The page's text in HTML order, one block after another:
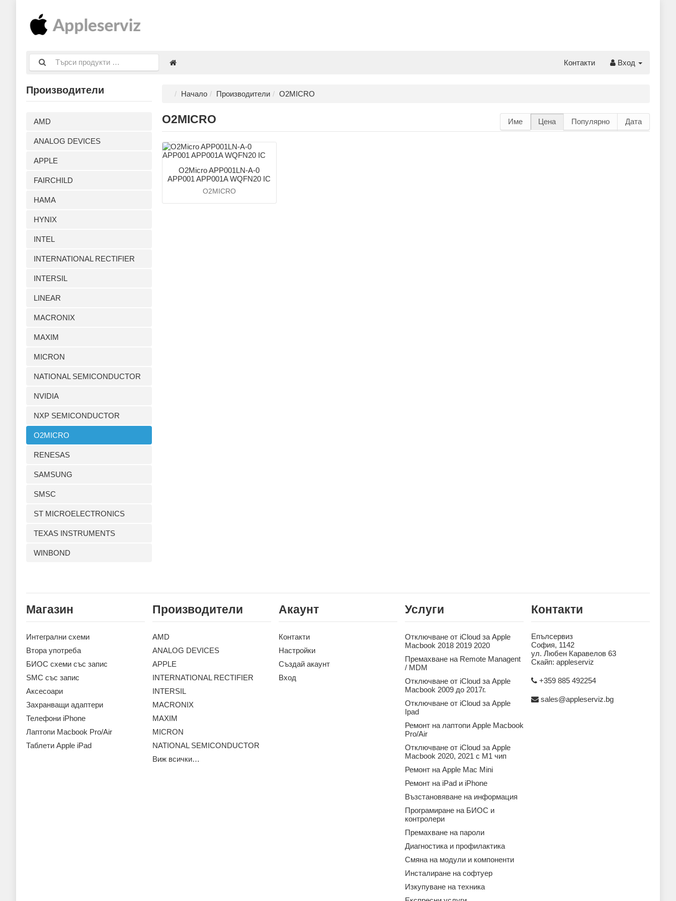
Контакти Вход
Производители
AMD
ANALOG DEVICES
APPLE
FAIRCHILD
HAMA
HYNIX
INTEL
INTERNATIONAL RECTIFIER
INTERSIL
LINEAR
MACRONIX
MAXIM
MICRON
NATIONAL SEMICONDUCTOR
NVIDIA
NXP SEMICONDUCTOR
O2MICRO
RENESAS
SAMSUNG
SMSC
ST MICROELECTRONICS
TEXAS INSTRUMENTS
WINBOND
Начало Производители O2MICRO
Име Цена Популярно Дата
O2MICRO
O2Micro APP001LN-A-0
APP001 APP001A WQFN20 IC
O2MICRO
Магазин
Интегрални схеми
Втора употреба
БИОС схеми със запис
SMC със запис
Аксесoари
Захранващи адаптери
Телефони iPhone
Лаптопи Macbook Pro/Air
Таблети Apple iPad
Производители
AMD
ANALOG DEVICES
APPLE
INTERNATIONAL RECTIFIER
INTERSIL
MACRONIX
MAXIM
MICRON
NATIONAL SEMICONDUCTOR
Виж всички…
Акаунт
Контакти
Настройки
Създай акаунт
Вход
Услуги
Отключване от iCloud за Apple
Macbook 2018 2019 2020
Премахване на Remote Managent
/ MDM
Отключване от iCloud за Apple
Macbook 2009 до 2017г.
Отключване от iCloud за Apple
Ipad
Ремонт на лаптопи Apple Macbook
Pro/Air
Отключване от iCloud за Apple
Macbook 2020, 2021 с M1 чип
Ремонт на Apple Mac Mini
Ремонт на iPad и iPhone
Възстановяване на информация
Програмиране на БИОС и
контролери
Премахване на пароли
Диагностика и профилактика
Смяна на модули и компоненти
Инсталиране на софтуер
Изкупуване на техника
Контакти
Епълсервиз
София, 1142
ул. Любен Каравелов 63
Скайп: appleserviz
+359 885 492254
sales@appleserviz.bg